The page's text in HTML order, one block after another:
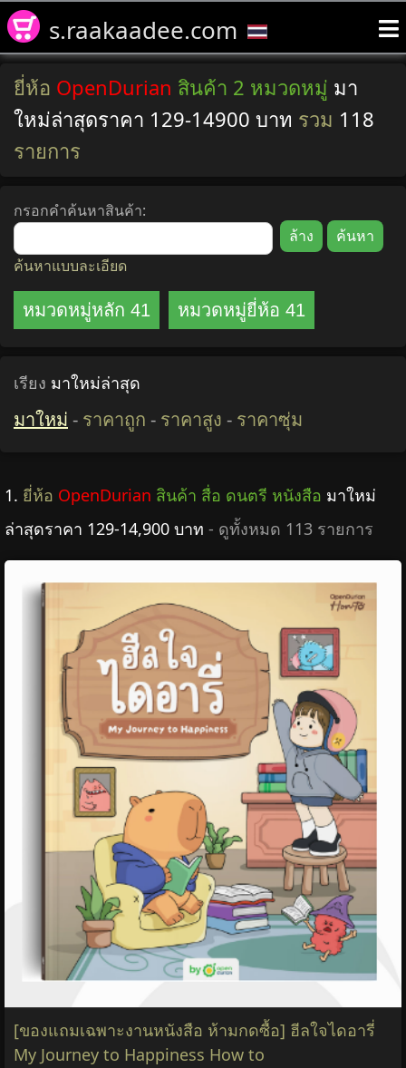
s.raakaadee.com
ยี่ห้อ OpenDurian สินค้า 2 หมวดหมู่ มา
ใหม่ล่าสุดราคา 129-14900 บาท รวม 118
รายการ
กรอกคำค้นหาสินค้า:
ค้นหาแบบละเอียด
หมวดหมู่หลัก 41 หมวดหมู่ยี่ห้อ 41
เรียง มาใหม่ล่าสุด
มาใหม่ - ราคาถูก - ราคาสูง - ราคาซุ่ม
1. ยี่ห้อ OpenDurian สินค้า สื่อ ดนตรี หนังสือ มาใหม่
ล่าสุดราคา 129-14,900 บาท - ดูทั้งหมด 113 รายการ
[ของแถมเฉพาะงานหนังสือ ห้ามกดซื้อ] ฮีลใจไดอารี่
My Journey to Happiness How to